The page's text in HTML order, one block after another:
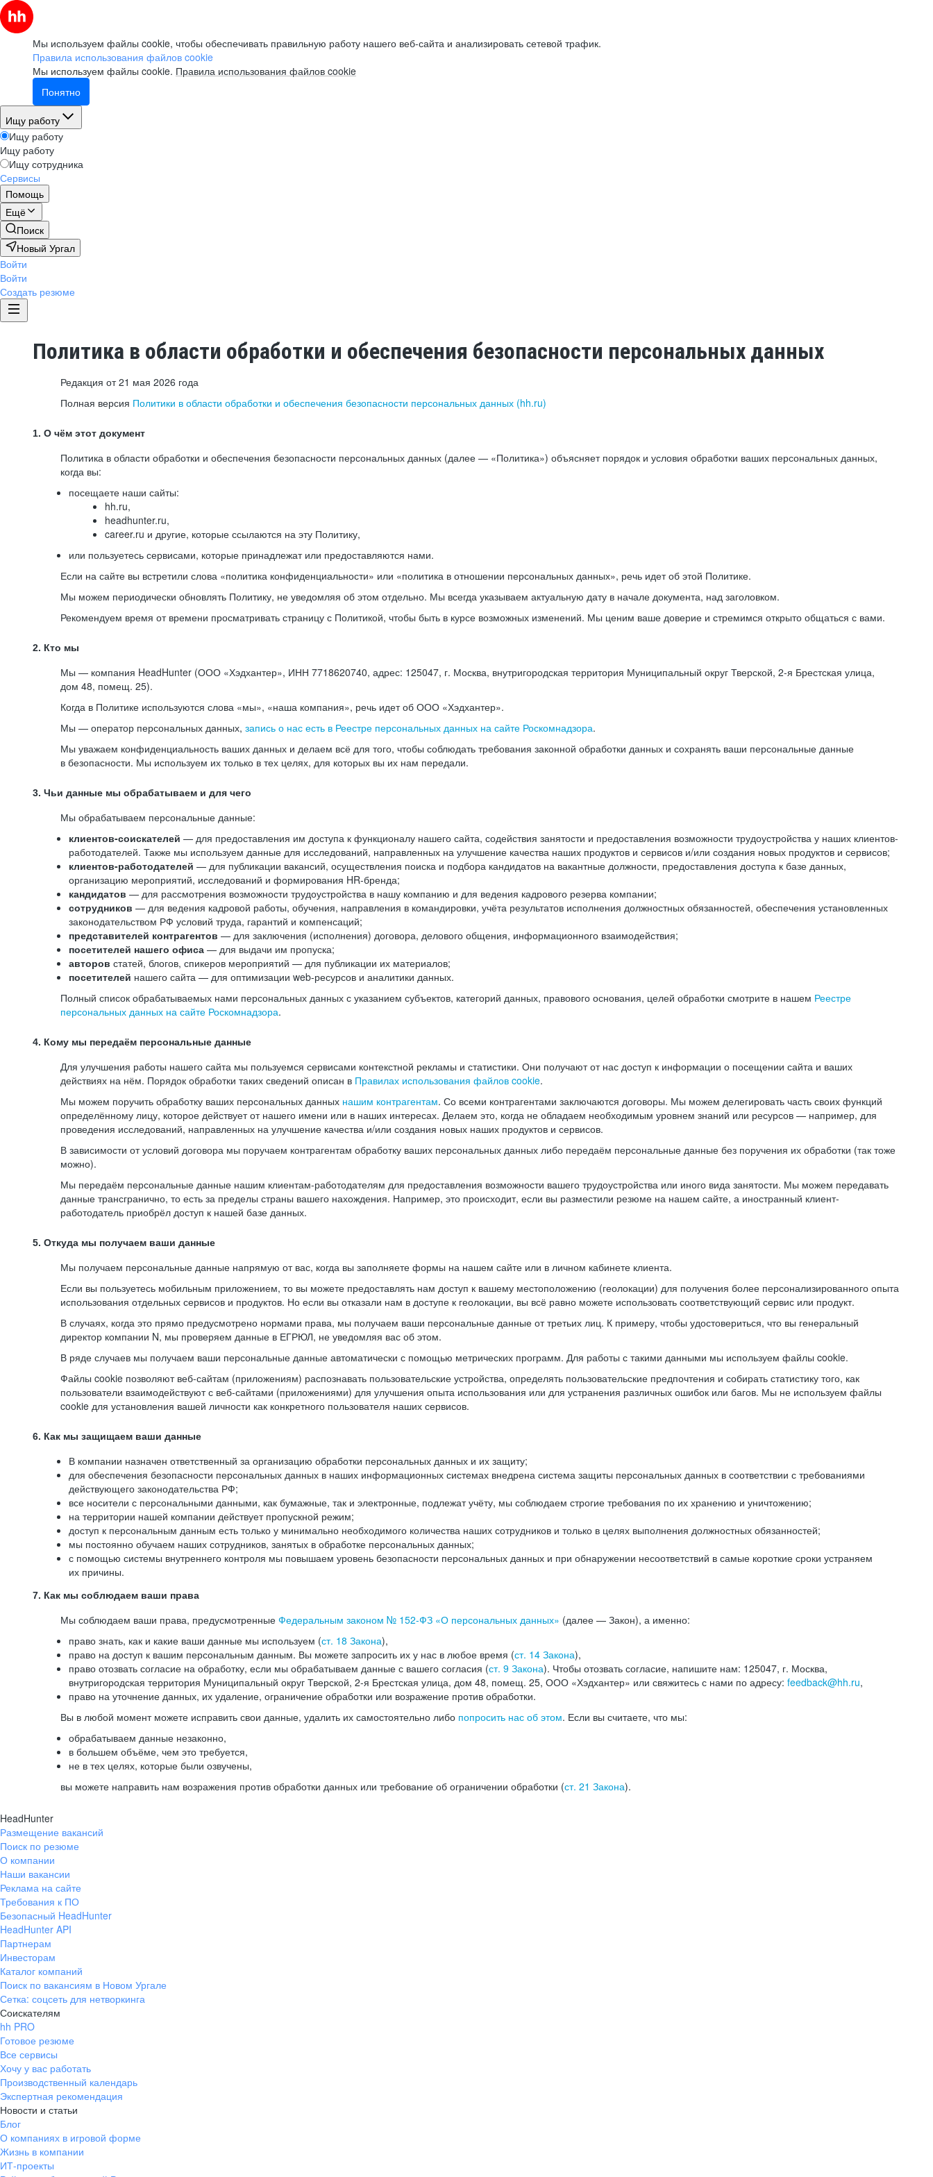
Мы используем файлы cookie, чтобы обеспечивать правильную работу нашего веб-сайта и анализировать сетевой трафик.
Правила использования файлов cookie
Мы используем файлы cookie. Правила использования файлов cookie
Понятно
Ищу работу
Ищу работу
Ищу работу
Ищу сотрудника
Сервисы
Помощь
Ещё
Поиск
Новый Ургал
Войти
Войти
Создать резюме
Политика в области обработки и обеспечения безопасности персональных данных
Редакция от 21 мая 2026 года
Полная версия Политики в области обработки и обеспечения безопасности персональных данных (hh.ru)
1. О чём этот документ
Политика в области обработки и обеспечения безопасности персональных данных (далее — «Политика») объясняет порядок и условия обработки ваших персональных данных,
когда вы:
посещаете наши сайты:
hh.ru,
headhunter.ru,
career.ru и другие, которые ссылаются на эту Политику,
или пользуетесь сервисами, которые принадлежат или предоставляются нами.
Если на сайте вы встретили слова «политика конфиденциальности» или «политика в отношении персональных данных», речь идет об этой Политике.
Мы можем периодически обновлять Политику, не уведомляя об этом отдельно. Мы всегда указываем актуальную дату в начале документа, над заголовком.
Рекомендуем время от времени просматривать страницу с Политикой, чтобы быть в курсе возможных изменений. Мы ценим ваше доверие и стремимся открыто общаться с вами.
2. Кто мы
Мы — компания HeadHunter (ООО «Хэдхантер», ИНН 7718620740, адрес: 125047, г. Москва, внутригородская территория Муниципальный округ Тверской, 2-я Брестская улица,
дом 48, помещ. 25).
Когда в Политике используются слова «мы», «наша компания», речь идет об ООО «Хэдхантер».
Мы — оператор персональных данных, запись о нас есть в Реестре персональных данных на сайте Роскомнадзора.
Мы уважаем конфиденциальность ваших данных и делаем всё для того, чтобы соблюдать требования законной обработки данных и сохранять ваши персональные данные
в безопасности. Мы используем их только в тех целях, для которых вы их нам передали.
3. Чьи данные мы обрабатываем и для чего
Мы обрабатываем персональные данные:
клиентов-соискателей — для предоставления им доступа к функционалу нашего сайта, содействия занятости и предоставления возможности трудоустройства у наших клиентов-
работодателей. Также мы используем данные для исследований, направленных на улучшение качества наших продуктов и сервисов и/или создания новых продуктов и сервисов;
клиентов-работодателей — для публикации вакансий, осуществления поиска и подбора кандидатов на вакантные должности, предоставления доступа к базе данных,
организацию мероприятий, исследований и формирования HR-бренда;
кандидатов — для рассмотрения возможности трудоустройства в нашу компанию и для ведения кадрового резерва компании;
сотрудников — для ведения кадровой работы, обучения, направления в командировки, учёта результатов исполнения должностных обязанностей, обеспечения установленных
законодательством РФ условий труда, гарантий и компенсаций;
представителей контрагентов — для заключения (исполнения) договора, делового общения, информационного взаимодействия;
посетителей нашего офиса — для выдачи им пропуска;
авторов статей, блогов, спикеров мероприятий — для публикации их материалов;
посетителей нашего сайта — для оптимизации web-ресурсов и аналитики данных.
Полный список обрабатываемых нами персональных данных с указанием субъектов, категорий данных, правового основания, целей обработки смотрите в нашем Реестре
персональных данных на сайте Роскомнадзора.
4. Кому мы передаём персональные данные
Для улучшения работы нашего сайта мы пользуемся сервисами контекстной рекламы и статистики. Они получают от нас доступ к информации о посещении сайта и ваших
действиях на нём. Порядок обработки таких сведений описан в Правилах использования файлов cookie.
Мы можем поручить обработку ваших персональных данных нашим контрагентам. Со всеми контрагентами заключаются договоры. Мы можем делегировать часть своих функций
определённому лицу, которое действует от нашего имени или в наших интересах. Делаем это, когда не обладаем необходимым уровнем знаний или ресурсов — например, для
проведения исследований, направленных на улучшение качества и/или создания новых наших продуктов и сервисов.
В зависимости от условий договора мы поручаем контрагентам обработку ваших персональных данных либо передаём персональные данные без поручения их обработки (так тоже
можно).
Мы передаём персональные данные нашим клиентам-работодателям для предоставления возможности вашего трудоустройства или иного вида занятости. Мы можем передавать
данные трансгранично, то есть за пределы страны вашего нахождения. Например, это происходит, если вы разместили резюме на нашем сайте, а иностранный клиент-
работодатель приобрёл доступ к нашей базе данных.
5. Откуда мы получаем ваши данные
Мы получаем персональные данные напрямую от вас, когда вы заполняете формы на нашем сайте или в личном кабинете клиента.
Если вы пользуетесь мобильным приложением, то вы можете предоставлять нам доступ к вашему местоположению (геолокации) для получения более персонализированного опыта
использования отдельных сервисов и продуктов. Но если вы отказали нам в доступе к геолокации, вы всё равно можете использовать соответствующий сервис или продукт.
В случаях, когда это прямо предусмотрено нормами права, мы получаем ваши персональные данные от третьих лиц. К примеру, чтобы удостовериться, что вы генеральный
директор компании N, мы проверяем данные в ЕГРЮЛ, не уведомляя вас об этом.
В ряде случаев мы получаем ваши персональные данные автоматически с помощью метрических программ. Для работы с такими данными мы используем файлы cookie.
Файлы cookie позволяют веб-сайтам (приложениям) распознавать пользовательские устройства, определять пользовательские предпочтения и собирать статистику того, как
пользователи взаимодействуют с веб-сайтами (приложениями) для улучшения опыта использования или для устранения различных ошибок или багов. Мы не используем файлы
cookie для установления вашей личности как конкретного пользователя наших сервисов.
6. Как мы защищаем ваши данные
В компании назначен ответственный за организацию обработки персональных данных и их защиту;
для обеспечения безопасности персональных данных в наших информационных системах внедрена система защиты персональных данных в соответствии с требованиями
действующего законодательства РФ;
все носители с персональными данными, как бумажные, так и электронные, подлежат учёту, мы соблюдаем строгие требования по их хранению и уничтожению;
на территории нашей компании действует пропускной режим;
доступ к персональным данным есть только у минимально необходимого количества наших сотрудников и только в целях выполнения должностных обязанностей;
мы постоянно обучаем наших сотрудников, занятых в обработке персональных данных;
с помощью системы внутреннего контроля мы повышаем уровень безопасности персональных данных и при обнаружении несоответствий в самые короткие сроки устраняем
их причины.
7. Как мы соблюдаем ваши права
Мы соблюдаем ваши права, предусмотренные Федеральным законом № 152-ФЗ «О персональных данных» (далее — Закон), а именно:
право знать, как и какие ваши данные мы используем (ст. 18 Закона),
право на доступ к вашим персональным данным. Вы можете запросить их у нас в любое время (ст. 14 Закона),
право отозвать согласие на обработку, если мы обрабатываем данные с вашего согласия (ст. 9 Закона). Чтобы отозвать согласие, напишите нам: 125047, г. Москва,
внутригородская территория Муниципальный округ Тверской, 2-я Брестская улица, дом 48, помещ. 25, ООО «Хэдхантер» или свяжитесь с нами по адресу: feedback@hh.ru,
право на уточнение данных, их удаление, ограничение обработки или возражение против обработки.
Вы в любой момент можете исправить свои данные, удалить их самостоятельно либо попросить нас об этом. Если вы считаете, что мы:
обрабатываем данные незаконно,
в большем объёме, чем это требуется,
не в тех целях, которые были озвучены,
вы можете направить нам возражения против обработки данных или требование об ограничении обработки (ст. 21 Закона).
HeadHunter
Размещение вакансий
Поиск по резюме
О компании
Наши вакансии
Реклама на сайте
Требования к ПО
Безопасный HeadHunter
HeadHunter API
Партнерам
Инвесторам
Каталог компаний
Поиск по вакансиям в Новом Ургале
Сетка: соцсеть для нетворкинга
Соискателям
hh PRO
Готовое резюме
Все сервисы
Хочу у вас работать
Производственный календарь
Экспертная рекомендация
Новости и статьи
Блог
О компаниях в игровой форме
Жизнь в компании
ИТ-проекты